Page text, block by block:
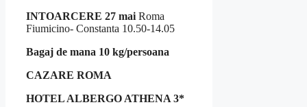
INTOARCERE 27 mai Roma
Fiumicino- Constanta 10.50-14.05
Bagaj de mana 10 kg/persoana
CAZARE ROMA
HOTEL ALBERGO ATHENA 3*